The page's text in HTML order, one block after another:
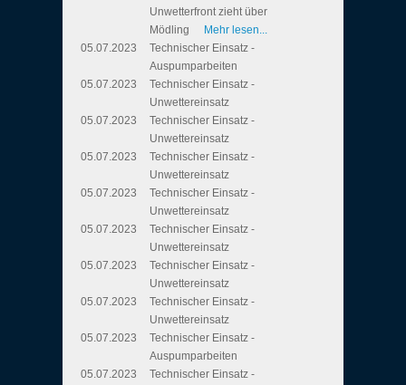
Unwetterfront zieht über
Mödling
Mehr lesen...
05.07.2023
Technischer Einsatz -
Auspumparbeiten
05.07.2023
Technischer Einsatz -
Unwettereinsatz
05.07.2023
Technischer Einsatz -
Unwettereinsatz
05.07.2023
Technischer Einsatz -
Unwettereinsatz
05.07.2023
Technischer Einsatz -
Unwettereinsatz
05.07.2023
Technischer Einsatz -
Unwettereinsatz
05.07.2023
Technischer Einsatz -
Unwettereinsatz
05.07.2023
Technischer Einsatz -
Unwettereinsatz
05.07.2023
Technischer Einsatz -
Auspumparbeiten
05.07.2023
Technischer Einsatz -